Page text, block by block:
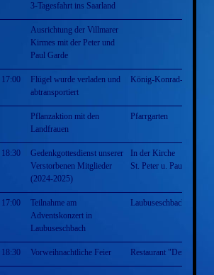
3-Tagesfahrt ins Saarland
Ausrichtung der Villmarer
Kirmes mit der Peter und
Paul Garde
17:00
Flügel wurde verladen und
abtransportiert
König-Konrad-Halle
Pflanzaktion mit den
Landfrauen
Pfarrgarten
18:30
Gedenkgottesdienst unserer
Verstorbenen Mitglieder
(2024-2025)
In der Kirche
St. Peter u. Paul Villmar
17:00
Teilnahme am
Adventskonzert in
Laubuseschbach
Laubuseschbach
18:30 Vorweihnachtliche Feier Restaurant "Der